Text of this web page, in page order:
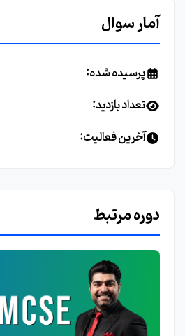
آمار سوال
پرسیده شده:
تعداد بازدید:
آخرین فعالیت:
دوره مرتبط